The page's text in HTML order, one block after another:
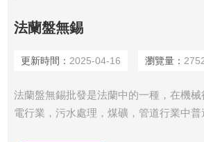
法蘭盤無錫
更新時間： 2025-04-16 瀏覽量：
法蘭盤無錫批發是法蘭中的一種，在機
電行業，污水處理，煤礦，管道行業中